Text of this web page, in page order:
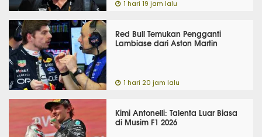
1 hari 19 jam lalu
Red Bull Temukan Pengganti
Lambiase dari Aston Martin
1 hari 20 jam lalu
Kimi Antonelli: Talenta Luar Biasa
di Musim F1 2026